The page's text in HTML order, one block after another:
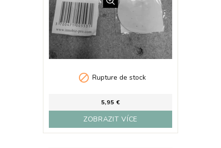
 Rupture de stock
5,95 €
ZOBRAZIT VÍCE